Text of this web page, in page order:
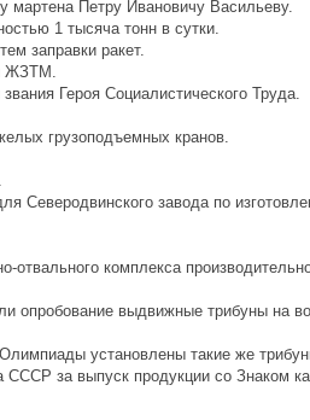
мартена Петру Ивановичу Васильеву.
1 тысяча тонн в сутки.
заправки ракет.
ЖЗТМ.
Героя Социалистического Труда.
грузоподъемных кранов.
Северодвинского завода по
комплекса
опробование выдвижные трибуны на
установлены такие же
за выпуск продукции со Знаком